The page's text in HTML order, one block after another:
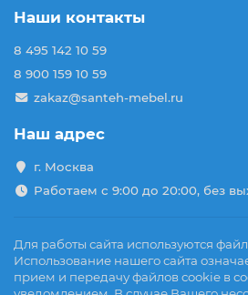
Наши контакты
8 495 142 10 59
8 900 159 10 59
zakaz@santeh-mebel.ru
Наш адрес
г. Москва
Работаем с 9:00 до 20:00, без
Для работы сайта используются
Использование нашего сайта
прием и передачу файлов cookie в